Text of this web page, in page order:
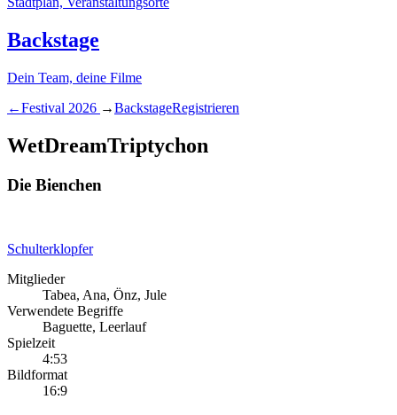
Backstage
Dein Team, deine Filme
←Festival 2026 →BackstageRegistrieren
WetDreamTriptychon
Die Bienchen
Schulterklopfer
Mitglieder
Tabea, Ana, Önz, Jule
Verwendete Begriffe
Baguette, Leerlauf
Spielzeit
4:53
Bildformat
16:9